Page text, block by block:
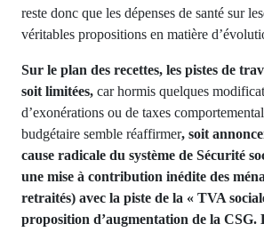
reste donc que les dépenses de santé sur
véritables propositions en matière
Sur le plan des recettes, les pistes de
soit limitées, car hormis quelques
d’exonérations ou de taxes
budgétaire semble réaffirmer, soit
cause radicale du système de Sécurité
une mise à contribution inédite des
retraités) avec la piste de la « TVA
proposition d’augmentation de la CSG.